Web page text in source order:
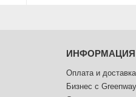
ИНФОРМАЦИЯ
Оплата и доставка
Бизнес с Greenway